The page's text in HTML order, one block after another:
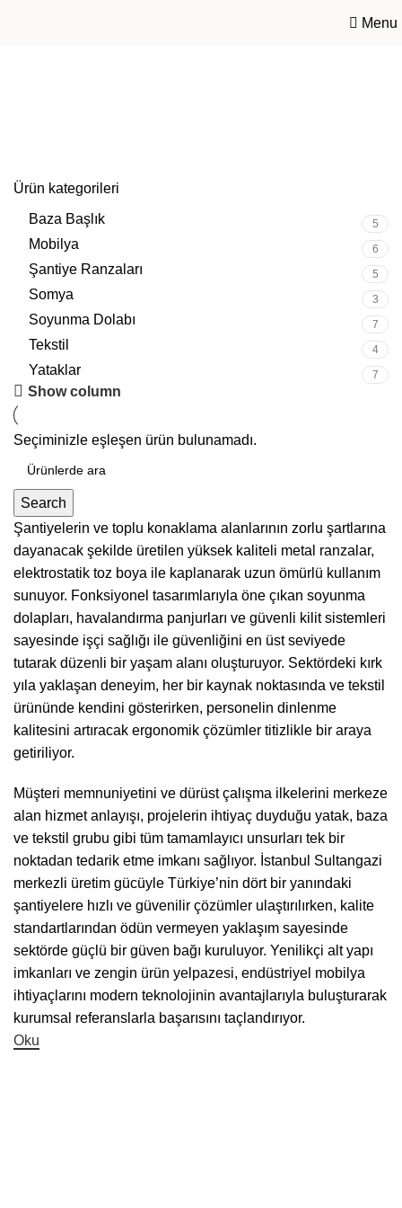
Menu
Ürün kategorileri
Baza Başlık
5
Mobilya 6
Şantiye Ranzaları 5
Somya 3
Soyunma Dolabı 7
Tekstil 4
Yataklar 7
Show column
Seçiminizle eşleşen ürün bulunamadı.
Search
Şantiyelerin ve toplu konaklama alanlarının zorlu şartlarına
dayanacak şekilde üretilen yüksek kaliteli metal ranzalar,
elektrostatik toz boya ile kaplanarak uzun ömürlü kullanım
sunuyor. Fonksiyonel tasarımlarıyla öne çıkan soyunma
dolapları, havalandırma panjurları ve güvenli kilit sistemleri
sayesinde işçi sağlığı ile güvenliğini en üst seviyede
tutarak düzenli bir yaşam alanı oluşturuyor. Sektördeki kırk
yıla yaklaşan deneyim, her bir kaynak noktasında ve tekstil
ürününde kendini gösterirken, personelin dinlenme
kalitesini artıracak ergonomik çözümler titizlikle bir araya
getiriliyor.
Müşteri memnuniyetini ve dürüst çalışma ilkelerini merkeze
alan hizmet anlayışı, projelerin ihtiyaç duyduğu yatak, baza
ve tekstil grubu gibi tüm tamamlayıcı unsurları tek bir
noktadan tedarik etme imkanı sağlıyor. İstanbul Sultangazi
merkezli üretim gücüyle Türkiye’nin dört bir yanındaki
şantiyelere hızlı ve güvenilir çözümler ulaştırılırken, kalite
standartlarından ödün vermeyen yaklaşım sayesinde
sektörde güçlü bir güven bağı kuruluyor. Yenilikçi alt yapı
imkanları ve zengin ürün yelpazesi, endüstriyel mobilya
ihtiyaçlarını modern teknolojinin avantajlarıyla buluşturarak
kurumsal referanslarla başarısını taçlandırıyor.
Oku